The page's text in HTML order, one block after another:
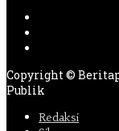
Copyright ©
Publik
Redaksi